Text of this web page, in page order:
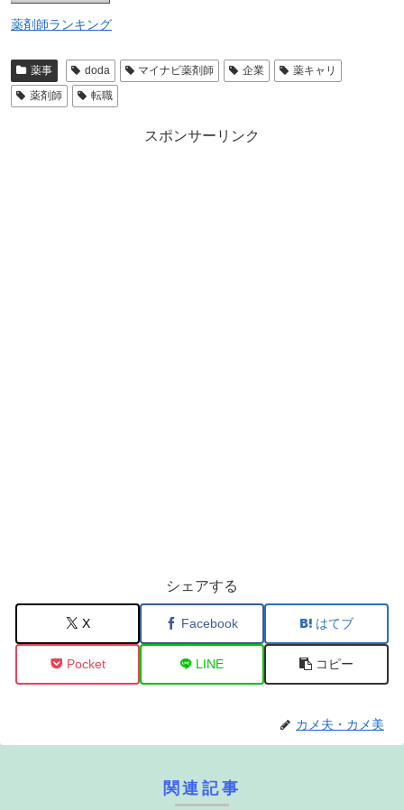
薬剤師ランキング
薬事 doda マイナビ薬剤師 企業
薬キャリ
薬剤師
転職
スポンサーリンク
シェアする
X Facebook はてブ
Pocket LINE コピー
カメ夫・カメ美
関連記事